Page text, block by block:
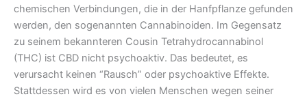
chemischen Verbindungen, die in der Hanfpflanze gefunden
werden, den sogenannten Cannabinoiden. Im Gegensatz
zu seinem bekannteren Cousin Tetrahydrocannabinol
(THC) ist CBD nicht psychoaktiv. Das bedeutet, es
verursacht keinen “Rausch” oder psychoaktive Effekte.
Stattdessen wird es von vielen Menschen wegen seiner